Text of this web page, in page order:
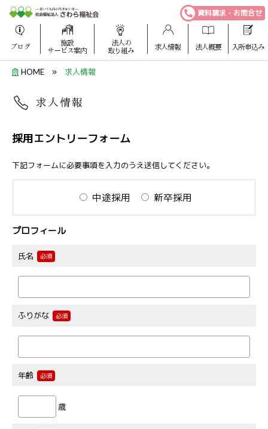
ブログ
施設
サービス案内
法人の
取り組み
求人情報 法人概要 入所申込み
資料請求・お問合せ
HOME 求人情報
求人情報
採用エントリーフォーム
下記フォームに必要事項を入力のうえ送信してください。
中途採用 新卒採用
プロフィール
氏名 必須
ふりがな 必須
年齢 必須
歳